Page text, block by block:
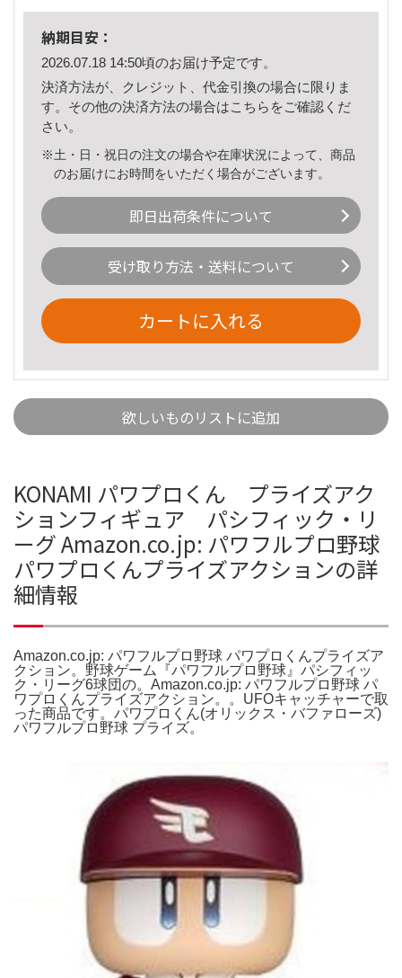
納期目安：
2026.07.18 14:50頃のお届け予定です。
決済方法が、クレジット、代金引換の場合に限りま
す。その他の決済方法の場合はこちら をご確認くだ
さい。
※土・日・祝日の注文の場合や在庫状況によって、商品
のお届けにお時間をいただく場合がございます。
即日出荷条件について
受け取り方法・送料について
カートに入れる
欲しいものリストに追加
KONAMI パワプロくん プライズアク
ションフィギュア パシフィック・リ
ーグ Amazon.co.jp: パワフルプロ野球
パワプロくんプライズアクションの詳
細情報
Amazon.co.jp: パワフルプロ野球 パワプロくんプライズア
クション。野球ゲーム『パワフルプロ野球』パシフィッ
ク・リーグ6球団の。Amazon.co.jp: パワフルプロ野球 パ
ワプロくんプライズアクション。。UFOキャッチャーで取
った商品です。パワプロくん(オリックス・バファローズ)
パワフルプロ野球 プライズ。